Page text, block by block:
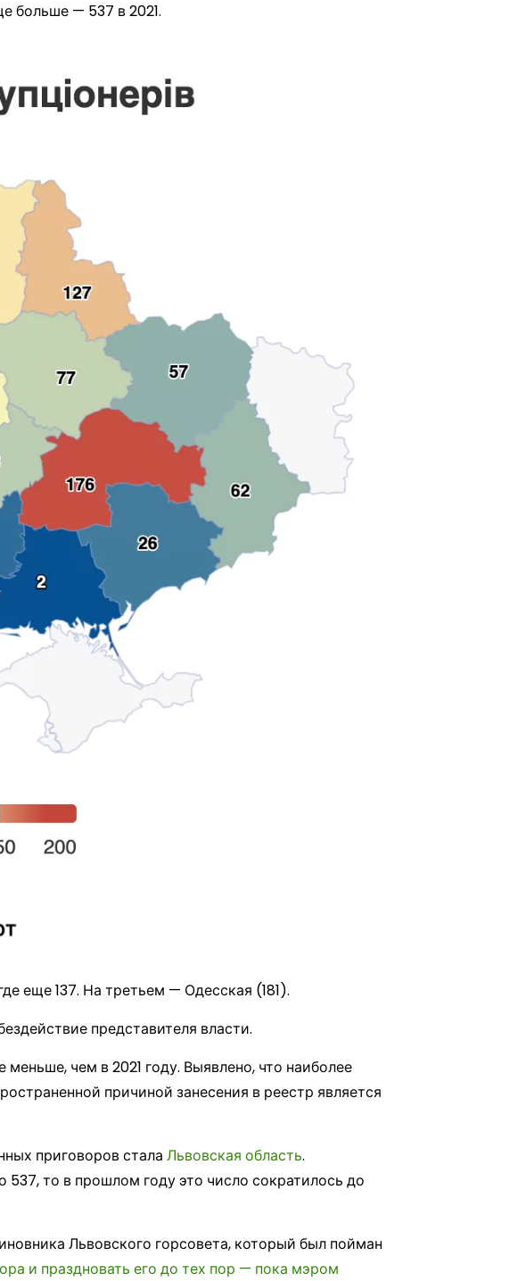
больше — 537 в 2021.
еще 137. На третьем — Одесская (181).
представителя власти.
чем в 2021 году. Выявлено, что наиболее
причиной занесения в реестр является
приговоров стала Львовская область.
537, то в прошлом году это число сократилось до
Львовского горсовета, который был пойман
и праздновать его до тех пор — пока мэром